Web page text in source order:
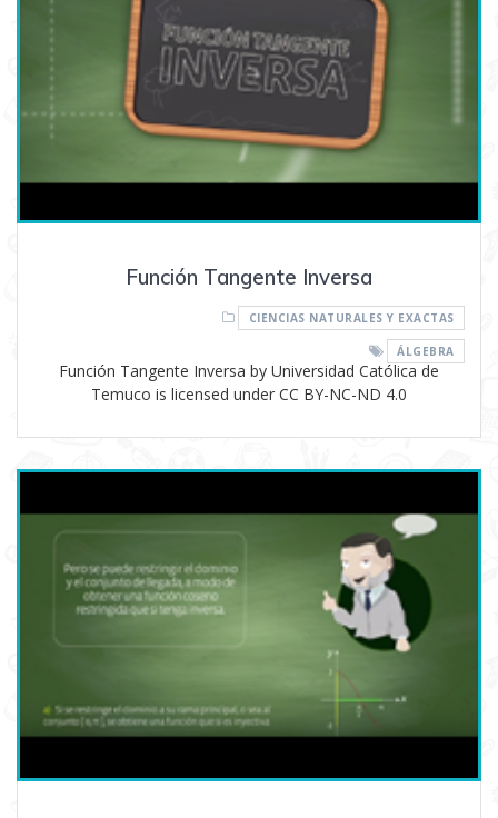
Función Tangente Inversa
CIENCIAS NATURALES Y EXACTAS
ÁLGEBRA
Función Tangente Inversa by Universidad Católica de
Temuco is licensed under CC BY-NC-ND 4.0